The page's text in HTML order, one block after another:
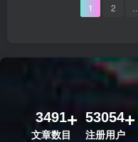
1 2
3491
文章数目
53054
注册用户